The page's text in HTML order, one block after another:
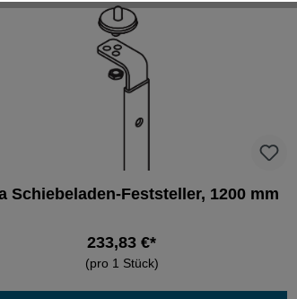
Schiebeladen-Feststeller, 1200 mm
233,83 €*
(pro 1 Stück)